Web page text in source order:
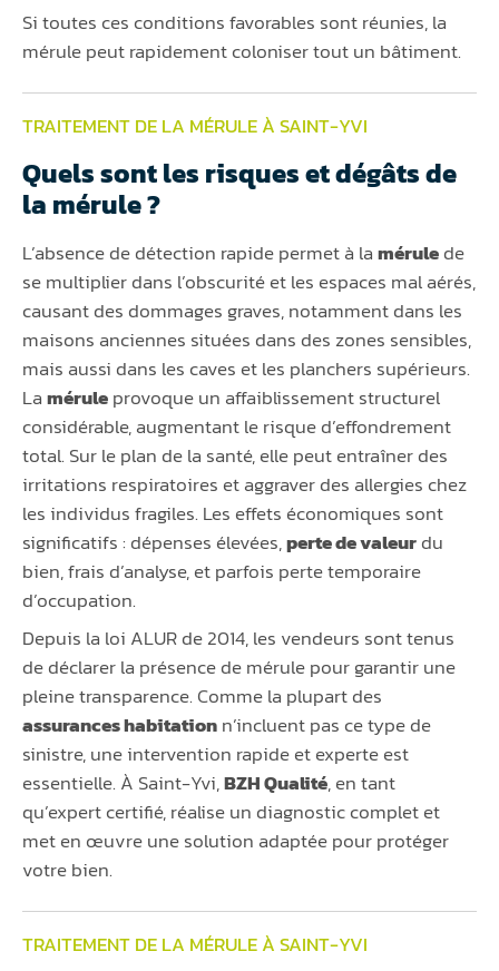
Si toutes ces conditions favorables sont réunies, la
mérule peut rapidement coloniser tout un bâtiment.
TRAITEMENT DE LA MÉRULE À SAINT-YVI
Quels sont les risques et dégâts de
la mérule ?
L’absence de détection rapide permet à lamérulede
se multiplier dans l’obscurité et les espaces mal aérés,
causant des dommages graves, notamment dans les
maisons anciennes situées dans des zones sensibles,
mais aussi dans les caves et les planchers supérieurs.
Laméruleprovoque un affaiblissement structurel
considérable, augmentant le risque d’effondrement
total. Sur le plan de la santé, elle peut entraîner des
irritations respiratoires et aggraver des allergies chez
les individus fragiles. Les effets économiques sont
significatifs : dépenses élevées,perte de valeurdu
bien, frais d’analyse, et parfois perte temporaire
d’occupation.
Depuis la loi ALUR de 2014, les vendeurs sont tenus
de déclarer la présence de mérule pour garantir une
pleine transparence. Comme la plupart des
assurances habitationn’incluent pas ce type de
sinistre, une intervention rapide et experte est
essentielle. À Saint-Yvi,BZH Qualité, en tant
qu’expert certifié, réalise un diagnostic complet et
met en œuvre une solution adaptée pour protéger
votre bien.
TRAITEMENT DE LA MÉRULE À SAINT-YVI